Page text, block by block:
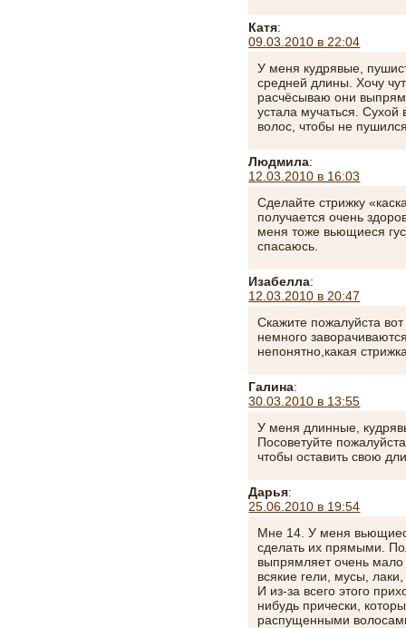
Катя:
09.03.2010 в 22:04
У меня кудрявые,
средней длины. Хочу
расчёсываю они
устала мучаться. Сухой
волос, чтобы не
Людмила:
12.03.2010 в 16:03
Сделайте стрижку
получается очень
меня тоже вьющиеся
спасаюсь.
Изабелла:
12.03.2010 в 20:47
Скажите пожалуйста
немного
непонятно,какая
Галина:
30.03.2010 в 13:55
У меня длинные,
Посоветуйте
чтобы оставить свою
Дарья:
25.06.2010 в 19:54
Мне 14. У меня
сделать их прямыми.
выпрямляет очень
всякие гели, мусы,
И из-за всего этого
нибудь прически,
распущенными